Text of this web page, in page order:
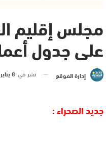
مجلس إقليم
على جدول
إدارة الموقع نشر في 8 يناير 2024 الساعة 18 و 17 دقيقة
جديد الصحراء :